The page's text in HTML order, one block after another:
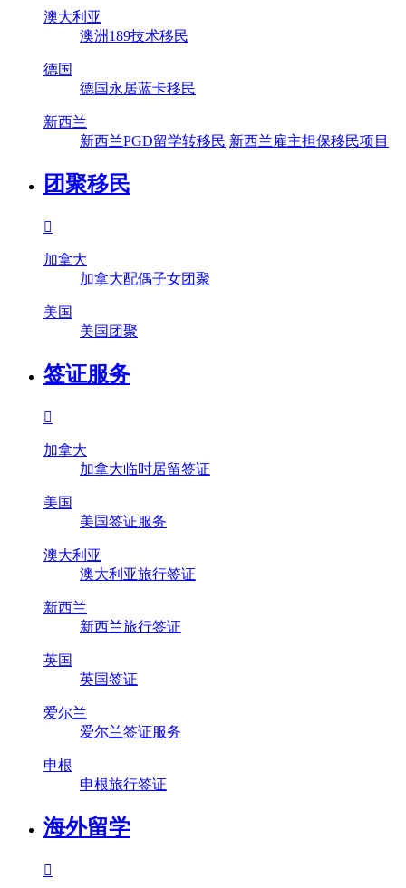
澳大利亚
澳洲189技术移民
德国
德国永居蓝卡移民
新西兰
新西兰PGD留学转移民 新西兰雇主担保移民项目
团聚移民

加拿大
加拿大配偶子女团聚
美国
美国团聚
签证服务

加拿大
加拿大临时居留签证
美国
美国签证服务
澳大利亚
澳大利亚旅行签证
新西兰
新西兰旅行签证
英国
英国签证
爱尔兰
爱尔兰签证服务
申根
申根旅行签证
海外留学
